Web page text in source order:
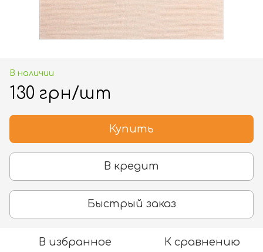
В наличии
130 грн/шт
Купить
В кредит
Быстрый заказ
В избранное К сравнению